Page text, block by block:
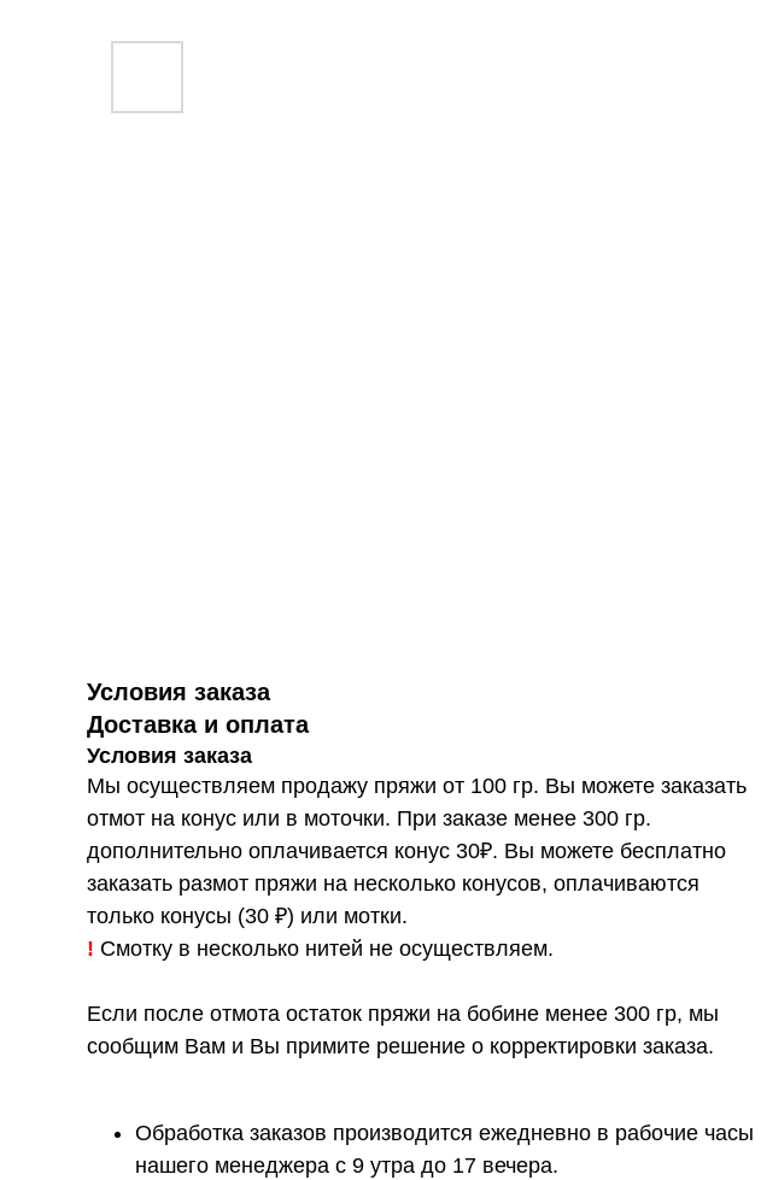
Условия заказа
Доставка и оплата
Условия заказа
Мы осуществляем продажу пряжи от 100 гр. Вы можете заказать
отмот на конус или в моточки. При заказе менее 300 гр.
дополнительно оплачивается конус 30₽. Вы можете бесплатно
заказать размот пряжи на несколько конусов, оплачиваются
только конусы (30 ₽) или мотки.
! Смотку в несколько нитей не осуществляем.
Если после отмота остаток пряжи на бобине менее 300 гр, мы
сообщим Вам и Вы примите решение о корректировки заказа.
Обработка заказов производится ежедневно в рабочие часы
нашего менеджера с 9 утра до 17 вечера.